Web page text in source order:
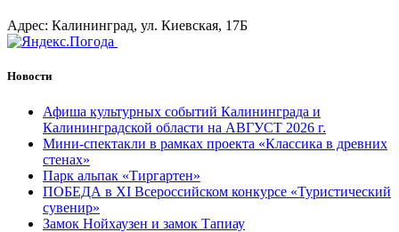
Адрес: Калининград, ул. Киевская, 17Б
Новости
Афиша культурных событий Калининграда и
Калининградской области на АВГУСТ 2026 г.
Мини-спектакли в рамках проекта «Классика в древних
стенах»
Парк альпак «Тиргартен»
ПОБЕДА в XI Всероссийском конкурсе «Туристический
сувенир»
Замок Нойхаузен и замок Тапиау